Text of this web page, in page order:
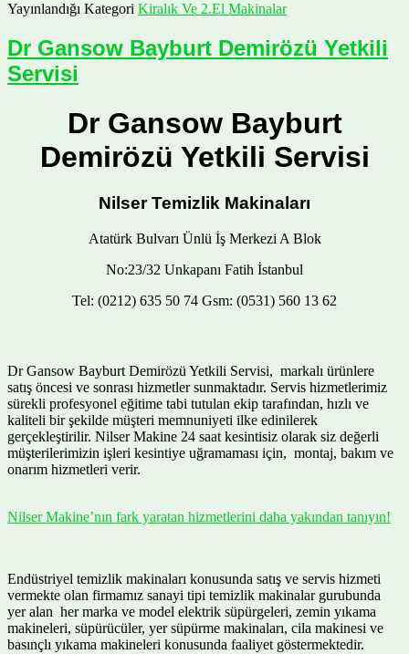
Yayınlandığı Kategori Kiralık Ve 2.El Makinalar
Dr Gansow Bayburt Demirözü Yetkili
Servisi
Dr Gansow Bayburt
Demirözü Yetkili Servisi
Nilser Temizlik Makinaları
Atatürk Bulvarı Ünlü İş Merkezi A Blok
No:23/32 Unkapanı Fatih İstanbul
Tel: (0212) 635 50 74 Gsm: (0531) 560 13 62
Dr Gansow Bayburt Demirözü Yetkili Servisi, markalı ürünlere
satış öncesi ve sonrası hizmetler sunmaktadır. Servis hizmetlerimiz
sürekli profesyonel eğitime tabi tutulan ekip tarafından, hızlı ve
kaliteli bir şekilde müşteri memnuniyeti ilke edinilerek
gerçekleştirilir. Nilser Makine 24 saat kesintisiz olarak siz değerli
müşterilerimizin işleri kesintiye uğramaması için, montaj, bakım ve
onarım hizmetleri verir.
Nilser Makine’nın fark yaratan hizmetlerini daha yakından tanıyın!
Endüstriyel temizlik makinaları konusunda satış ve servis hizmeti
vermekte olan firmamız sanayi tipi temizlik makinalar gurubunda
yer alan her marka ve model elektrik süpürgeleri, zemin yıkama
makineleri, süpürücüler, yer süpürme makinaları, cila makinesi ve
basınçlı yıkama makineleri konusunda faaliyet göstermektedir.